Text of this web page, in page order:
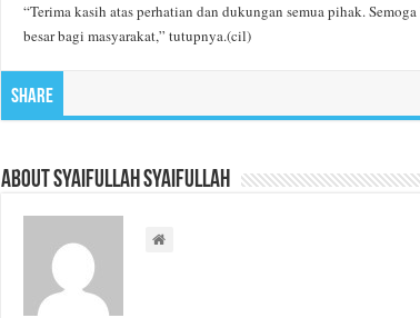
“Terima kasih atas perhatian dan dukungan semua pihak.
besar bagi masyarakat,” tutupnya.(cil)
Share
About Syaifullah Syaifullah